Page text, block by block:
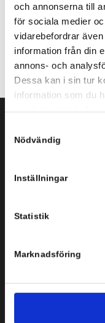
och annonserna till
för sociala medier
vidarebefordrar
information från din
annons- och
Dessa kan i sin tur
information som du
Nödvändig
Inställningar
Statistik
Marknadsföring
Svenska
151 72 Södertälje